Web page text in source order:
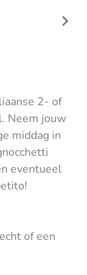
2- of
Neem jouw
middag in
eventueel
of een